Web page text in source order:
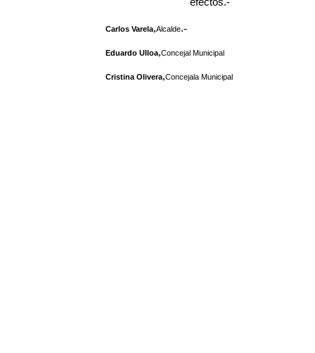
Carlos Varela,Alcalde.-
Eduardo Ulloa,Concejal Municipal
Cristina Olivera,Concejala Municipal